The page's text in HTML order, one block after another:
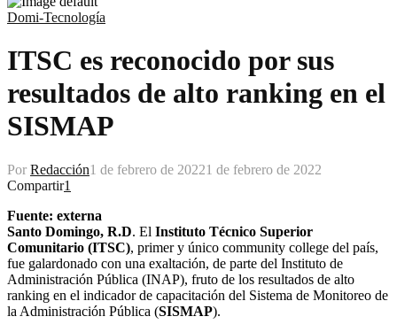
Domi-Tecnología
ITSC es reconocido por sus
resultados de alto ranking en el
SISMAP
Por Redacción1 de febrero de 20221 de febrero de 2022
Compartir1
Fuente: externa
Santo Domingo, R.D. El Instituto Técnico Superior
Comunitario (ITSC), primer y único community college del país,
fue galardonado con una exaltación, de parte del Instituto de
Administración Pública (INAP), fruto de los resultados de alto
ranking en el indicador de capacitación del Sistema de Monitoreo de
la Administración Pública (SISMAP).